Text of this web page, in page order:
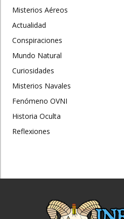
Misterios Aéreos
Actualidad
Conspiraciones
Mundo Natural
Curiosidades
Misterios Navales
Fenómeno OVNI
Historia Oculta
Reflexiones